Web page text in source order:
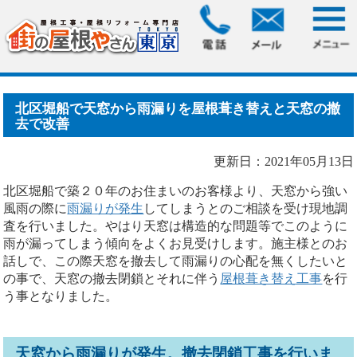
> 北区堀船で天窓から雨漏りを屋根葺き替え
と天窓の撤去で改善
北区堀船で天窓から雨漏りを屋根葺き替えと天窓の撤
去で改善
更新日：2021年05月13日
北区堀船で築２０年のお住まいのお客様より、天窓から強い
風雨の際に雨漏りが発生 してしまうとのご相談を受け現地調
査を行いました。やはり天窓は構造的な問題等でこのように
雨が漏ってしまう傾向をよくお見受けします。施主様とのお
話しで、この際天窓を撤去して雨漏りの心配を無くしたいと
の事で、天窓の撤去閉鎖とそれに伴う 屋根葺き替え工事を行
う事となりました。
天窓から雨漏りが発生。撤去閉鎖工事を行いま